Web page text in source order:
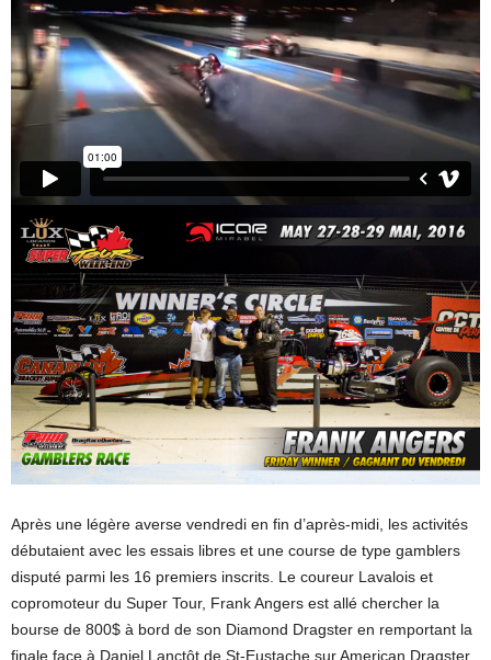
Après une légère averse vendredi en fin d’après-midi, les activités
débutaient avec les essais libres et une course de type gamblers
disputé parmi les 16 premiers inscrits. Le coureur Lavalois et
copromoteur du Super Tour, Frank Angers est allé chercher la
bourse de 800$ à bord de son Diamond Dragster en remportant la
finale face à Daniel Lanctôt de St-Eustache sur American Dragster.